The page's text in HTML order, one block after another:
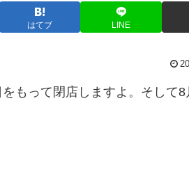
はてブ LINE
もって閉店しますよ。そして